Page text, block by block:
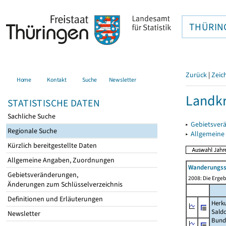
Home Kontakt Suche Newsletter
STATISTISCHE DATEN
Sachliche Suche
Regionale Suche
Kürzlich bereitgestellte Daten
Allgemeine Angaben, Zuordnungen
Gebietsveränderungen,
Änderungen zum Schlüsselverzeichnis
Definitionen und Erläuterungen
Newsletter
Zurück |
▸
▸
2008: Die